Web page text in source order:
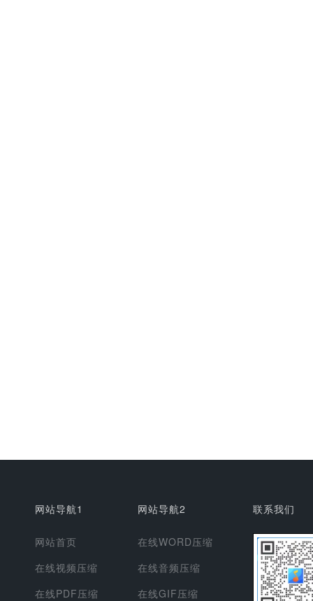
网站导航1
网站首页
在线视频压缩
在线PDF压缩
网站导航2
在线WORD压缩
在线音频压缩
在线GIF压缩
联系我们